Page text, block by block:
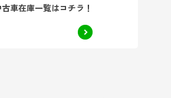
車在庫一覧はコチラ！